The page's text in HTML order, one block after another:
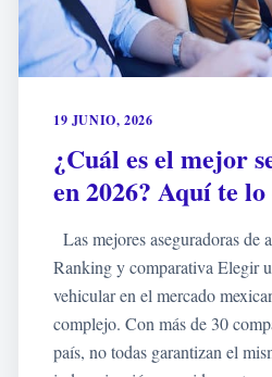
19 JUNIO, 2026
¿Cuál es el mejor
en 2026? Aquí te
Las mejores aseguradoras de
Ranking y comparativa Elegir
vehicular en el mercado
complejo. Con más de 30
país, no todas garantizan el